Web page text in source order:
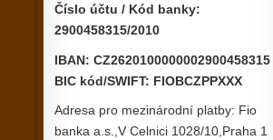
Číslo účtu / Kód banky:
2900458315/2010
IBAN: CZ2620100000002900458315
BIC kód/SWIFT: FIOBCZPPXXX
Adresa pro mezinárodní platby: Fio
banka a.s.,V Celnici 1028/10,Praha 1